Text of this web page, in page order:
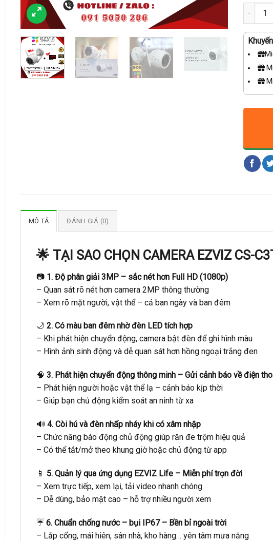
MÔ TẢ ĐÁNH GIÁ (0)
🌟 TẠI SAO CHỌN CAMERA EZVIZ CS-
📷 1. Độ phân giải 3MP – sắc nét hơn Full HD (1080p)
– Quan sát rõ nét hơn camera 2MP thông thường
– Xem rõ mặt người, vật thể – cả ban ngày và ban đêm
🌙 2. Có màu ban đêm nhờ đèn LED tích hợp
– Khi phát hiện chuyển động, camera bật đèn để ghi hình màu
– Hình ảnh sinh động và dễ quan sát hơn hồng ngoại trắng đen
🧠 3. Phát hiện chuyển động thông minh – Gửi cảnh báo về điện
– Phát hiện người hoặc vật thể lạ – cảnh báo kịp thời
– Giúp bạn chủ động kiểm soát an ninh từ xa
🔊 4. Còi hú và đèn nhấp nháy khi có xâm nhập
– Chức năng báo động chủ động giúp răn đe trộm hiệu quả
– Có thể tắt/mở theo khung giờ hoặc chủ động từ app
📱 5. Quản lý qua ứng dụng EZVIZ Life – Miễn phí trọn đời
– Xem trực tiếp, xem lại, tải video nhanh chóng
– Dễ dùng, bảo mật cao – hỗ trợ nhiều người xem
☔ 6. Chuẩn chống nước – bụi IP67 – Bền bỉ ngoài trời
– Lắp cổng, mái hiên, sân nhà, kho hàng… yên tâm mưa nắng